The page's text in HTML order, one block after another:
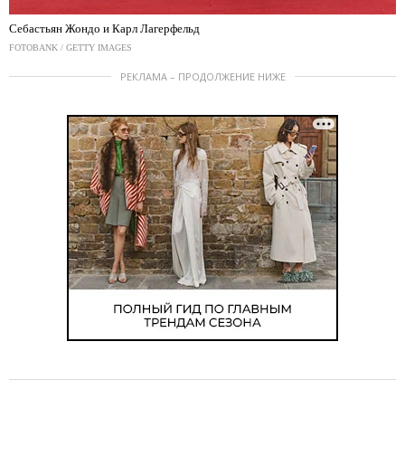
Себастьян Жондо и Карл Лагерфельд
FOTOBANK / GETTY IMAGES
РЕКЛАМА – ПРОДОЛЖЕНИЕ НИЖЕ